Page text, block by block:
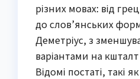
різних мовах: від
до слов’янських
Деметріус, з
варіантами на
Відомі постаті, такі